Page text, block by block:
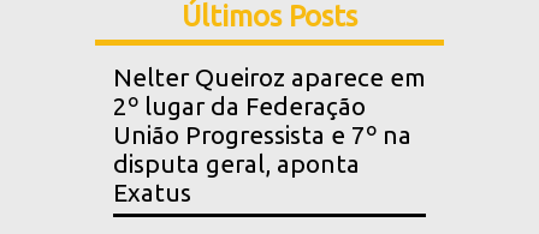
Últimos Posts
Nelter Queiroz aparece em
2º lugar da Federação
União Progressista e 7º na
disputa geral, aponta
Exatus